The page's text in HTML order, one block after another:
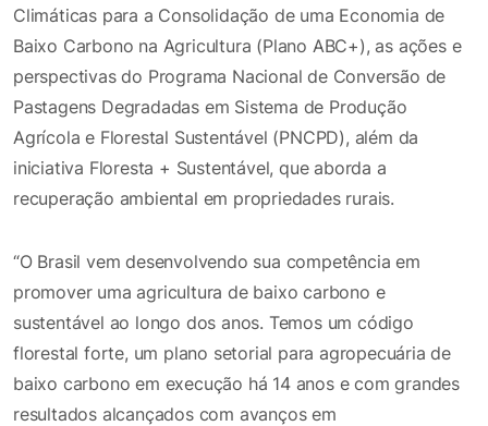
Climáticas para a Consolidação de uma Economia de
Baixo Carbono na Agricultura (Plano ABC+), as ações e
perspectivas do Programa Nacional de Conversão de
Pastagens Degradadas em Sistema de Produção
Agrícola e Florestal Sustentável (PNCPD), além da
iniciativa Floresta + Sustentável, que aborda a
recuperação ambiental em propriedades rurais.
“O Brasil vem desenvolvendo sua competência em
promover uma agricultura de baixo carbono e
sustentável ao longo dos anos. Temos um código
florestal forte, um plano setorial para agropecuária de
baixo carbono em execução há 14 anos e com grandes
resultados alcançados com avanços em